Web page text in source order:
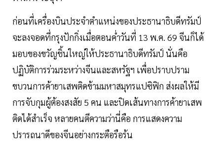
ก่อนที่เครื่องบินประจำตำแหน่งของประธานาธิบดีทรัมป์
จะลงจอดที่กรุงปักกิ่งเมื่อตอนค่ำวันที่ 13 พ.ค. 69 จีนก็ได้
มอบของขวัญชิ้นใหญ่ให้ประธานาธิบดีทรัมป์ นั่นคือ
ปฏิบัติการร่วมระหว่างจีนและสหรัฐฯ เพื่อปราบปราม
ขบวนการค้ายาเสพติดข้ามมหาสมุทรแปซิฟิก ส่งผลให้มี
การจับกุมผู้ต้องสงสัย 5 คน และปิดเส้นทางการค้ายาเสพ
ติดได้สำเร็จ หลายคนตีความว่านี่คือ การแสดงความ
ปรารถนาดีของจีนอย่างกระตือรือร้น